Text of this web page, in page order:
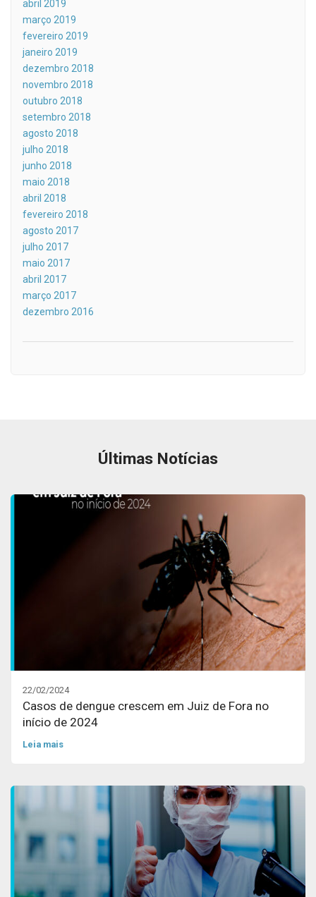
abril 2019
março 2019
fevereiro 2019
janeiro 2019
dezembro 2018
novembro 2018
outubro 2018
setembro 2018
agosto 2018
julho 2018
junho 2018
maio 2018
abril 2018
fevereiro 2018
agosto 2017
julho 2017
maio 2017
abril 2017
março 2017
dezembro 2016
Últimas Notícias
22/02/2024
Casos de dengue crescem em Juiz de Fora no
início de 2024
Leia mais